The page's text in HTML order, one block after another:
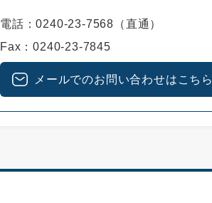
電話：0240-23-7568（直通）
Fax：0240-23-7845
メールでのお問い合わせはこちら